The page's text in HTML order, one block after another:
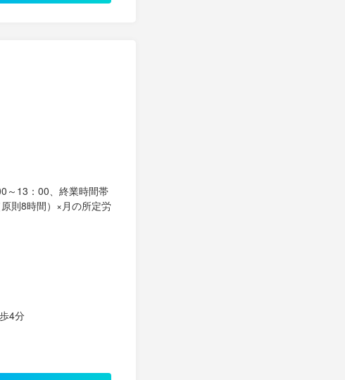
～13：00、終業時間帯
則8時間）×月の所定労
4分